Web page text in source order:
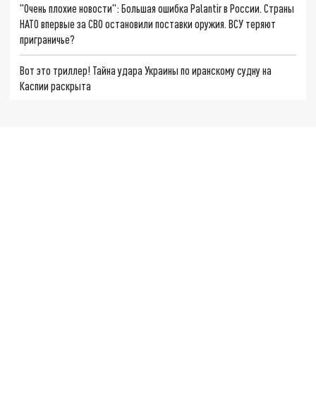
"Очень плохие новости": Большая ошибка Palantir в России. Страны
НАТО впервые за СВО остановили поставки оружия. ВСУ теряют
приграничье?
Вот это триллер! Тайна удара Украины по иранскому судну на
Каспии раскрыта